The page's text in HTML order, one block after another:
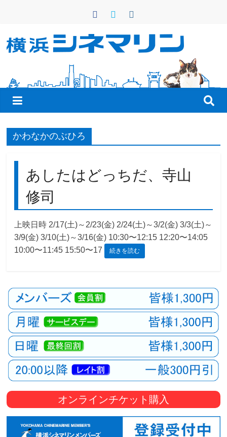
ン
横
浜
シ
ネ
マ
リ
ン
画
は
こ
の
で
かわなかのぶひろ
あしたはどっちだ、寺山
修司
上映日時 2/17(土)～2/23(金) 2/24(土)～3/2(金) 3/3(土)～
3/9(金) 3/10(土)～3/16(金) 10:30〜12:15 12:20〜14:05
10:00〜11:45 15:50〜17
続きを読む
オンラインチケット購入